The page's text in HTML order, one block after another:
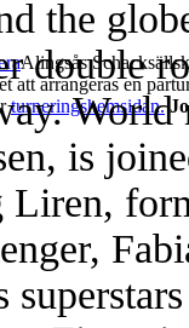
Alingsås
att arrangeras en
turneringshemsidan.
the
double
World
is
Liren,